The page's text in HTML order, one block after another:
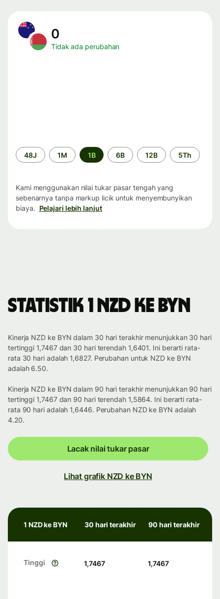
0
Tidak ada perubahan
Periode
waktu
48J 1M 1B 6B 12B 5Th
Kami menggunakan nilai tukar pasar tengah yang
sebenarnya tanpa markup licik untuk menyembunyikan
biaya. Pelajari lebih lanjut
Statistik 1 NZD ke BYN
Kinerja NZD ke BYN dalam 30 hari terakhir menunjukkan 30 hari
tertinggi 1,7467 dan 30 hari terendah 1,6401. Ini berarti rata-
rata 30 hari adalah 1,6827. Perubahan untuk NZD ke BYN
adalah 6.50.
Kinerja NZD ke BYN dalam 90 hari terakhir menunjukkan 90 hari
tertinggi 1,7467 dan 90 hari terendah 1,5864. Ini berarti rata-
rata 90 hari adalah 1,6446. Perubahan NZD ke BYN adalah
4.20.
Lacak nilai tukar pasar
Lihat grafik NZD ke BYN
1 NZD ke BYN 30 hari terakhir 90 hari terakhir
Tinggi 1,7467 1,7467